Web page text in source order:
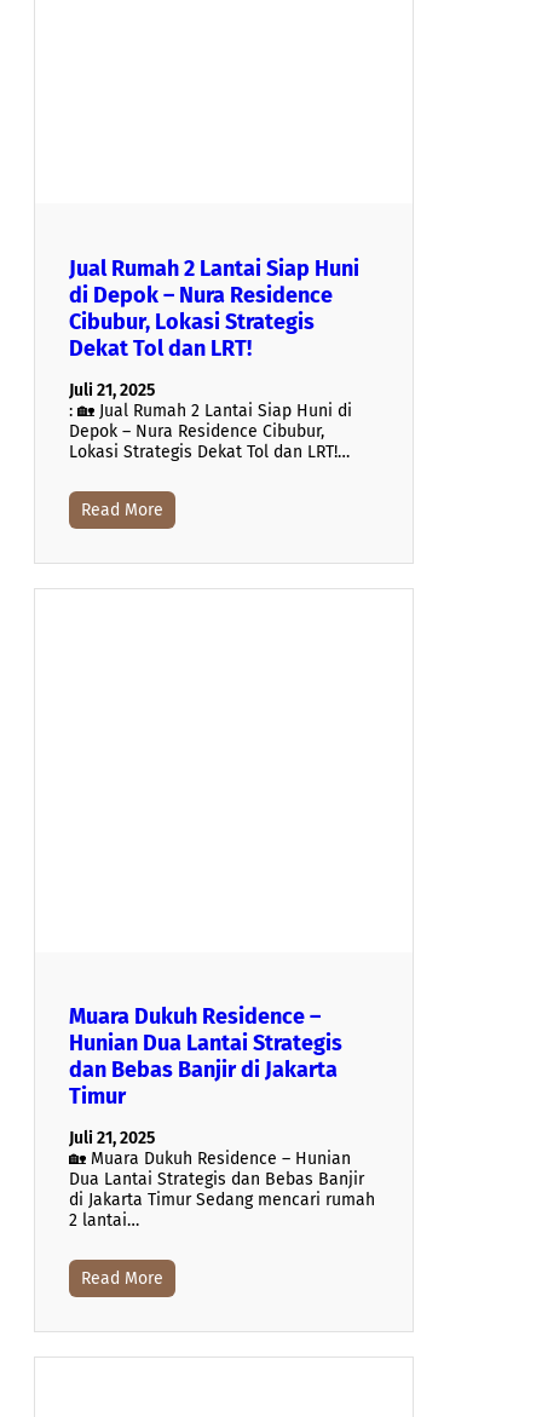
Jual Rumah 2 Lantai Siap Huni
di Depok – Nura Residence
Cibubur, Lokasi Strategis
Dekat Tol dan LRT!
Juli 21, 2025
: 🏡 Jual Rumah 2 Lantai Siap Huni di
Depok – Nura Residence Cibubur,
Lokasi Strategis Dekat Tol dan LRT!…
Read More
Muara Dukuh Residence –
Hunian Dua Lantai Strategis
dan Bebas Banjir di Jakarta
Timur
Juli 21, 2025
🏡 Muara Dukuh Residence – Hunian
Dua Lantai Strategis dan Bebas Banjir
di Jakarta Timur Sedang mencari rumah
2 lantai…
Read More